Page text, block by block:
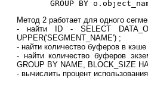
Метод 2 работает для одного
- найти ID - SELECT
UPPER('SEGMENT_NAME') ;
- найти количество буферов в
- найти количество буферов
GROUP BY NAME, BLOCK_SIZE
- вычислить процент